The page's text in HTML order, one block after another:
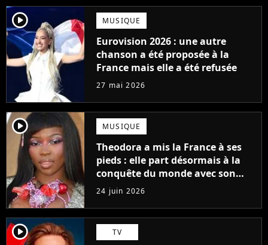
player2 MUSIQUE
Eurovision 2026 : une autre
chanson a été proposée à la
France mais elle a été refusée
27 mai 2026
player2 MUSIQUE
Theodora a mis la France à ses
pieds : elle part désormais à la
conquête du monde avec son
premier gros feat international
24 juin 2026
player2 TV